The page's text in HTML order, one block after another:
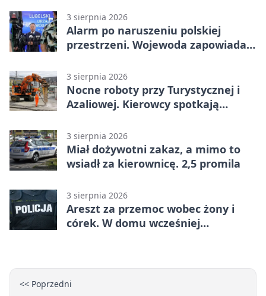
3 sierpnia 2026
Alarm po naruszeniu polskiej
przestrzeni. Wojewoda zapowiada
3 sierpnia 2026
Nocne roboty przy Turystycznej i
Azaliowej. Kierowcy spotkają
3 sierpnia 2026
Miał dożywotni zakaz, a mimo to
wsiadł za kierownicę. 2,5 promila
3 sierpnia 2026
Areszt za przemoc wobec żony i
córek. W domu wcześniej
<< Poprzedni